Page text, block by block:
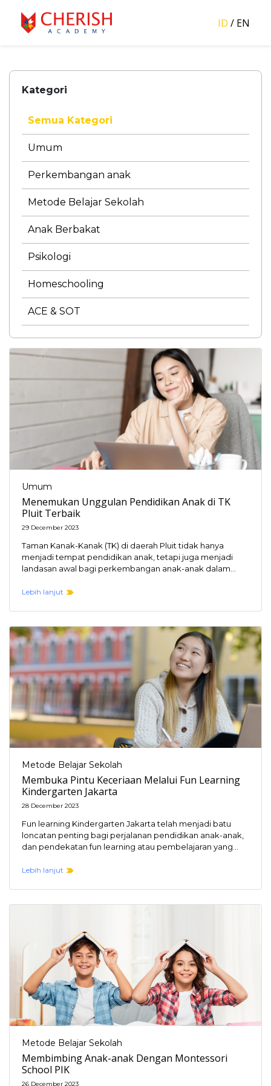
ID / EN
Kategori
Semua Kategori
Umum
Perkembangan anak
Metode Belajar Sekolah
Anak Berbakat
Psikologi
Homeschooling
ACE & SOT
Umum
Menemukan Unggulan Pendidikan Anak di TK
Pluit Terbaik
29 December 2023
Taman Kanak-Kanak (TK) di daerah Pluit tidak hanya
menjadi tempat pendidikan anak, tetapi juga menjadi
landasan awal bagi perkembangan anak-anak dalam
Lebih lanjut
Metode Belajar Sekolah
Membuka Pintu Keceriaan Melalui Fun Learning
Kindergarten Jakarta
28 December 2023
Fun learning Kindergarten Jakarta telah menjadi batu
loncatan penting bagi perjalanan pendidikan anak-anak,
dan pendekatan fun learning atau pembelajaran yang
Lebih lanjut
Metode Belajar Sekolah
Membimbing Anak-anak Dengan Montessori
School PIK
26 December 2023